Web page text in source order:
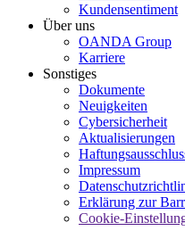
Kundensentiment
Über uns
OANDA Group
Karriere
Sonstiges
Dokumente
Neuigkeiten
Cybersicherheit
Aktualisierungen
Impressum
Erklärung zur
Cookie-